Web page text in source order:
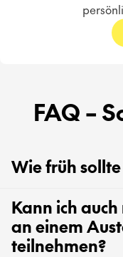
FAQ –
Wie früh
Kann ich
an einem
teilnehmen?